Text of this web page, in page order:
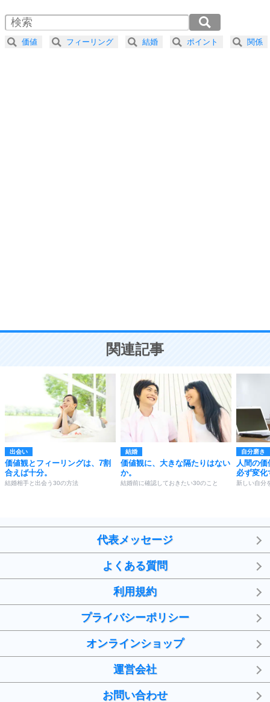
4 器の大きい人は、怒りを優しさで表現する。
ことが大切。
2.0倍速 （456KB 1分56秒）
2.5倍速 （365KB 1分33秒）
3.0倍速 （304KB 1分17秒）
価値 フィーリング 結婚 ポイント 関係
関連記事
出会い
価値観とフィーリングは、7割
合えば十分。
結婚相手と出会う30の方法
結婚
価値観に、大きな隔たりはない
か。
結婚前に確認しておきたい30のこと
自分磨き
人間の
必ず変化
新しい自分
代表メッセージ
よくある質問
利用規約
プライバシーポリシー
オンラインショップ
運営会社
お問い合わせ